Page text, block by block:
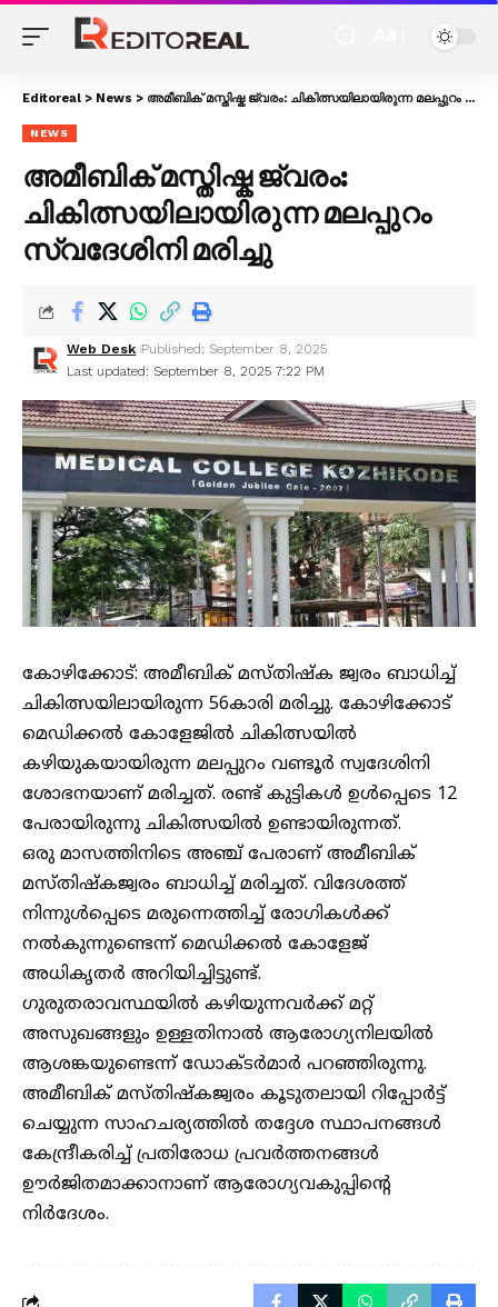
Editoreal > News > അമീബിക് മസ്തിഷ്ക ജ്വരം: ചികിത്സയിലായിരുന്ന മലപ്പുറം സ്വദേശിനി മരിച്ചു
NEWS
അമീബിക് മസ്തിഷ്ക ജ്വരം:
ചികിത്സയിലായിരുന്ന മലപ്പുറം
സ്വദേശിനി മരിച്ചു
Last updated: September 8, 2025 7:22 PM
Web Desk Published: September 8, 2025
കോഴിക്കോട്: അമീബിക് മസ്തിഷ്ക ജ്വരം ബാധിച്ച്
ചികിത്സയിലായിരുന്ന 56കാരി മരിച്ചു. കോഴിക്കോട്
മെഡിക്കൽ കോളേജില്‍ ചികിത്സയില്‍
കഴിയുകയായിരുന്ന മലപ്പുറം വണ്ടൂർ സ്വദേശിനി
ശോഭനയാണ് മരിച്ചത്. രണ്ട് കുട്ടികൾ ഉൾപ്പെടെ 12
പേരായിരുന്നു ചികിത്സയില്‍ ഉണ്ടായിരുന്നത്.
ഒരു മാസത്തിനിടെ അഞ്ച് പേരാണ് അമീബിക്
മസ്തിഷ്കജ്വരം ബാധിച്ച് മരിച്ചത്. വിദേശത്ത്
നിന്നുൾപ്പെടെ മരുന്നെത്തിച്ച് രോഗികൾക്ക്
നൽകുന്നുണ്ടെന്ന് മെഡിക്കൽ കോളേജ്
അധികൃതർ അറിയിച്ചിട്ടുണ്ട്.
ഗുരുതരാവസ്ഥയില്‍ കഴിയുന്നവര്‍ക്ക് മറ്റ്
അസുഖങ്ങളും ഉള്ളതിനാൽ ആരോഗ്യനിലയിൽ
ആശങ്കയുണ്ടെന്ന് ഡോക്ടർമാർ പറഞ്ഞിരുന്നു.
അമീബിക് മസ്തിഷ്കജ്വരം കൂടുതലായി റിപ്പോർട്ട്
ചെയ്യുന്ന സാഹചര്യത്തിൽ തദ്ദേശ സ്ഥാപനങ്ങൾ
കേന്ദ്രീകരിച്ച് പ്രതിരോധ പ്രവർത്തനങ്ങൾ
ഊർജിതമാക്കാനാണ് ആരോഗ്യവകുപ്പിൻ്റെ
നിർദേശം.